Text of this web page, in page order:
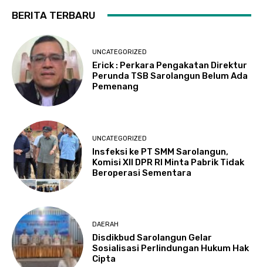
BERITA TERBARU
UNCATEGORIZED
Erick : Perkara Pengakatan Direktur
Perunda TSB Sarolangun Belum Ada
Pemenang
UNCATEGORIZED
Insfeksi ke PT SMM Sarolangun,
Komisi XII DPR RI Minta Pabrik Tidak
Beroperasi Sementara
DAERAH
Disdikbud Sarolangun Gelar
Sosialisasi Perlindungan Hukum Hak
Cipta